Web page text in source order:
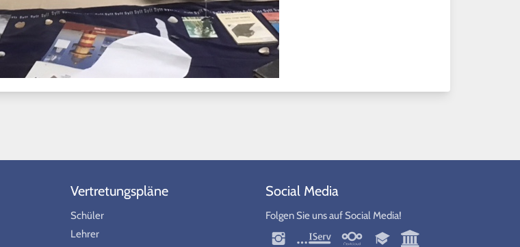
Vertretungspläne
Schüler
Lehrer
Social Media
Folgen Sie uns auf Social Media!